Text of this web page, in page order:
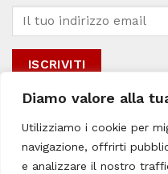
Diamo valore alla
Utilizziamo i cookie per
navigazione, offrirti
e analizzare il nostro
per i fini promozionali connessi.